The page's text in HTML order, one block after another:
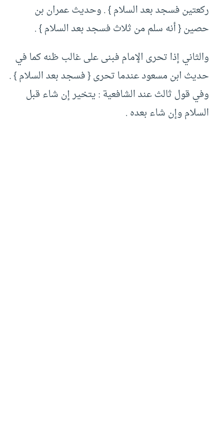
ركعتين فسجد بعد السلام } . وحديث عمران بن
حصين { أنه سلم من ثلاث فسجد بعد السلام } .
والثاني إذا تحرى الإمام فبنى على غالب ظنه كما في
حديث ابن مسعود عندما تحرى { فسجد بعد السلام } .
وفي قول ثالث عند الشافعية : يتخير إن شاء قبل
السلام وإن شاء بعده .